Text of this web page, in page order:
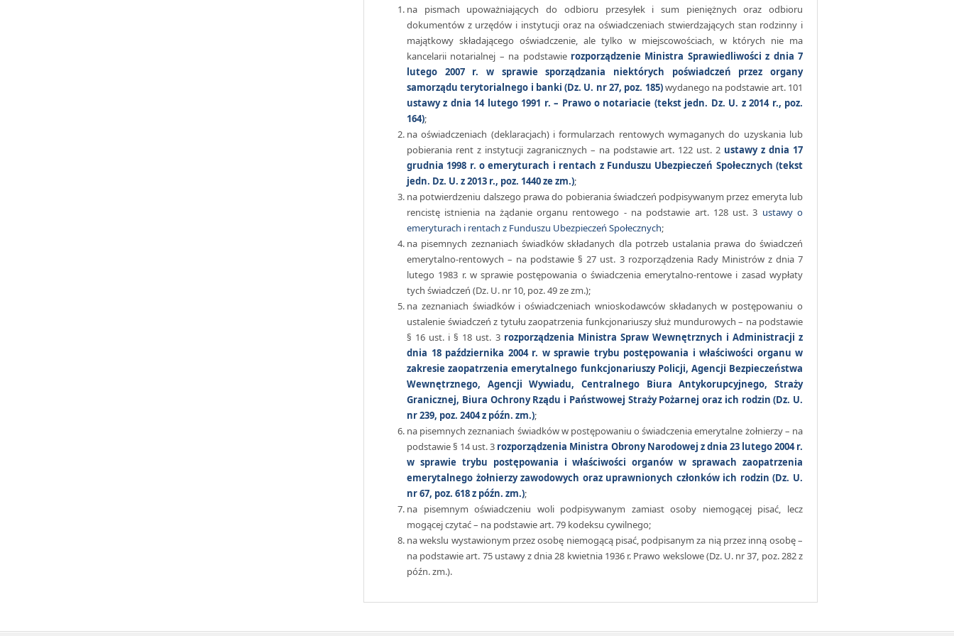
na pismach upoważniających do odbioru przesyłek i sum pieniężnych oraz odbioru
dokumentów z urzędów i instytucji oraz na oświadczeniach stwierdzających stan rodzinny i
majątkowy składającego oświadczenie, ale tylko w miejscowościach, w których nie ma
kancelarii notarialnej – na podstawie rozporządzenie Ministra Sprawiedliwości z dnia 7
lutego 2007 r. w sprawie sporządzania niektórych poświadczeń przez organy
samorządu terytorialnego i banki (Dz. U. nr 27, poz. 185)wydanego na podstawie art. 101
ustawy z dnia 14 lutego 1991 r. – Prawo o notariacie (tekst jedn. Dz. U. z 2014 r., poz.
164);
na oświadczeniach (deklaracjach) i formularzach rentowych wymaganych do uzyskania lub
pobierania rent z instytucji zagranicznych – na podstawie art. 122 ust. 2 ustawy z dnia 17
grudnia 1998 r. o emeryturach i rentach z Funduszu Ubezpieczeń Społecznych (tekst
jedn. Dz. U. z 2013 r., poz. 1440 ze zm.);
na potwierdzeniu dalszego prawa do pobierania świadczeń podpisywanym przez emeryta lub
rencistę istnienia na żądanie organu rentowego - na podstawie art. 128 ust. 3 ustawy o
emeryturach i rentach z Funduszu Ubezpieczeń Społecznych;
na pisemnych zeznaniach świadków składanych dla potrzeb ustalania prawa do świadczeń
emerytalno-rentowych – na podstawie § 27 ust. 3 rozporządzenia Rady Ministrów z dnia 7
lutego 1983 r. w sprawie postępowania o świadczenia emerytalno-rentowe i zasad wypłaty
tych świadczeń (Dz. U. nr 10, poz. 49 ze zm.);
na zeznaniach świadków i oświadczeniach wnioskodawców składanych w postępowaniu o
ustalenie świadczeń z tytułu zaopatrzenia funkcjonariuszy służ mundurowych – na podstawie
§ 16 ust. i § 18 ust. 3 rozporządzenia Ministra Spraw Wewnętrznych i Administracji z
dnia 18 października 2004 r. w sprawie trybu postępowania i właściwości organu w
zakresie zaopatrzenia emerytalnego funkcjonariuszy Policji, Agencji Bezpieczeństwa
Wewnętrznego, Agencji Wywiadu, Centralnego Biura Antykorupcyjnego, Straży
Granicznej, Biura Ochrony Rządu i Państwowej Straży Pożarnej oraz ich rodzin (Dz. U.
nr 239, poz. 2404 z późn. zm.);
na pisemnych zeznaniach świadków w postępowaniu o świadczenia emerytalne żołnierzy – na
podstawie § 14 ust. 3 rozporządzenia Ministra Obrony Narodowej z dnia 23 lutego 2004 r.
w sprawie trybu postępowania i właściwości organów w sprawach zaopatrzenia
emerytalnego żołnierzy zawodowych oraz uprawnionych członków ich rodzin (Dz. U.
nr 67, poz. 618 z późn. zm.);
na pisemnym oświadczeniu woli podpisywanym zamiast osoby niemogącej pisać, lecz
mogącej czytać – na podstawie art. 79 kodeksu cywilnego;
na wekslu wystawionym przez osobę niemogącą pisać, podpisanym za nią przez inną osobę –
na podstawie art. 75 ustawy z dnia 28 kwietnia 1936 r. Prawo wekslowe (Dz. U. nr 37, poz. 282 z
późn. zm.).